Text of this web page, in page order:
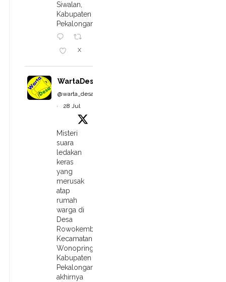
Siwalan,
Kabupaten
Pekalongan,
X
WartaDesa
@warta_desa
·
28 Jul
Misteri
suara
ledakan
keras
yang
merusak
atap
rumah
warga di
Desa
Rowokembu,
Kecamatan
Wonopringgo,
Kabupaten
Pekalongan,
akhirnya